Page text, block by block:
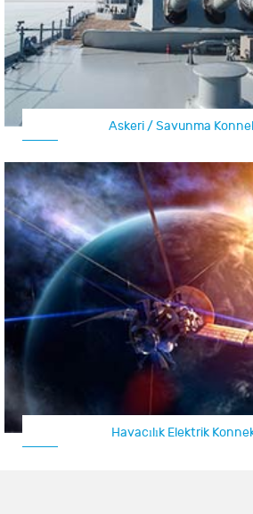
Askeri / Savunma
Havacılık Elektrik